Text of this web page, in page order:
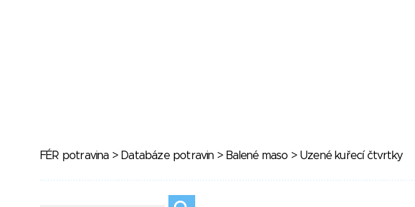
FÉR potravina > Databáze potravin > Balené maso > Uzené kuřecí čtvrtky